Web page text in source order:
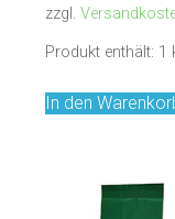
zzgl.
Produkt enthält: 1
In den